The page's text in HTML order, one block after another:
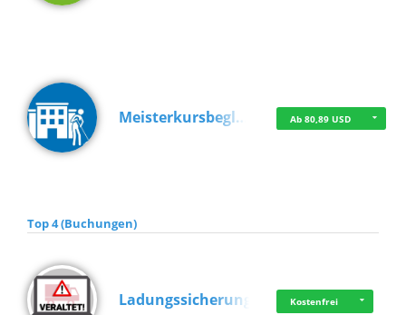
Meisterkursbegl… Ab 80,89 USD
Top 4 (Buchungen)
Ladungssicherung Kostenfrei